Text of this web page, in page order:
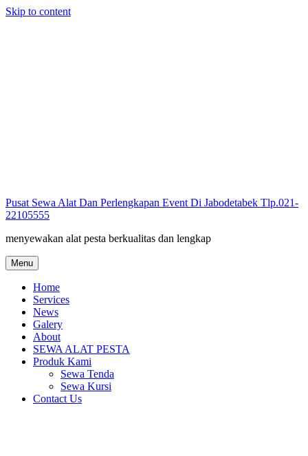
Skip to content
Pusat Sewa Alat Dan Perlengkapan Event Di Jabodetabek Tlp.021-
22105555
menyewakan alat pesta berkualitas dan lengkap
Menu
Home
Services
News
Galery
About
SEWA ALAT PESTA
Produk Kami
Sewa Tenda
Sewa Kursi
Contact Us